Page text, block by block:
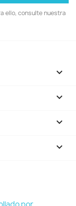
ello, consulte nuestra



keyboard_arrow_down